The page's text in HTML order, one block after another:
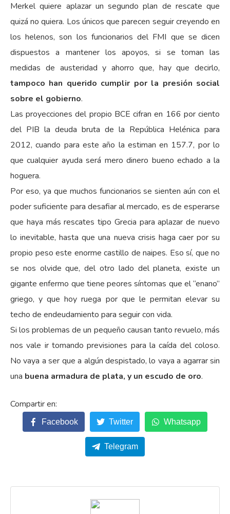
Merkel quiere aplazar un segundo plan de rescate que
quizá no quiera. Los únicos que parecen seguir creyendo en
los helenos, son los funcionarios del FMI que se dicen
dispuestos a mantener los apoyos, si se toman las
medidas de austeridad y ahorro que, hay que decirlo,
tampoco han querido cumplir por la presión social
sobre el gobierno.
Las proyecciones del propio BCE cifran en 166 por ciento
del PIB la deuda bruta de la República Helénica para
2012, cuando para este año la estiman en 157.7, por lo
que cualquier ayuda será mero dinero bueno echado a la
hoguera.
Por eso, ya que muchos funcionarios se sienten aún con el
poder suficiente para desafiar al mercado, es de esperarse
que haya más rescates tipo Grecia para aplazar de nuevo
lo inevitable, hasta que una nueva crisis haga caer por su
propio peso este enorme castillo de naipes. Eso sí, que no
se nos olvide que, del otro lado del planeta, existe un
gigante enfermo que tiene peores síntomas que el “enano”
griego, y que hoy ruega por que le permitan elevar su
techo de endeudamiento para seguir con vida.
Si los problemas de un pequeño causan tanto revuelo, más
nos vale ir tomando previsiones para la caída del coloso.
No vaya a ser que a algún despistado, lo vaya a agarrar sin
una buena armadura de plata, y un escudo de oro.
Facebook Twitter Whatsapp
Telegram